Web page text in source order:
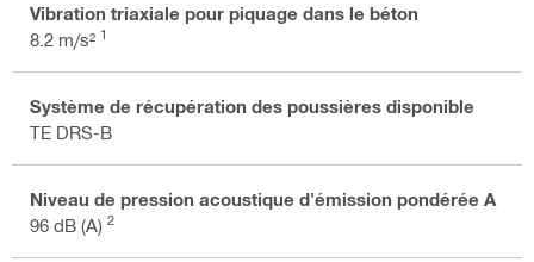
Vibration triaxiale pour piquage dans le béton
8.2 m/s² 1
Système de récupération des poussières disponible
TE DRS-B
Niveau de pression acoustique d'émission pondérée A
96 dB (A) 2